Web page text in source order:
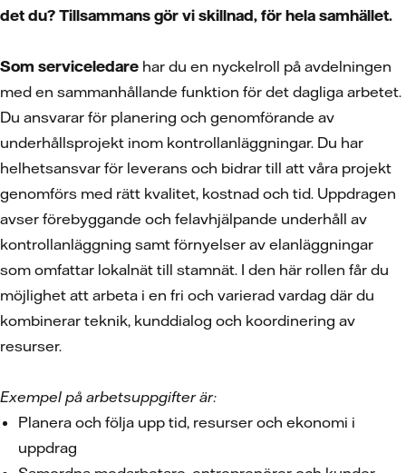
det du? Tillsammans gör vi skillnad, för hela samhället.
Som serviceledare har du en nyckelroll på avdelningen
med en sammanhållande funktion för det dagliga arbetet.
Du ansvarar för planering och genomförande av
underhållsprojekt inom kontrollanläggningar. Du har
helhetsansvar för leverans och bidrar till att våra projekt
genomförs med rätt kvalitet, kostnad och tid. Uppdragen
avser förebyggande och felavhjälpande underhåll av
kontrollanläggning samt förnyelser av elanläggningar
som omfattar lokalnät till stamnät. I den här rollen får du
möjlighet att arbeta i en fri och varierad vardag där du
kombinerar teknik, kunddialog och koordinering av
resurser.
Exempel på arbetsuppgifter är:
Planera och följa upp tid, resurser och ekonomi i
uppdrag